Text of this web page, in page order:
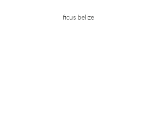
ficus belize